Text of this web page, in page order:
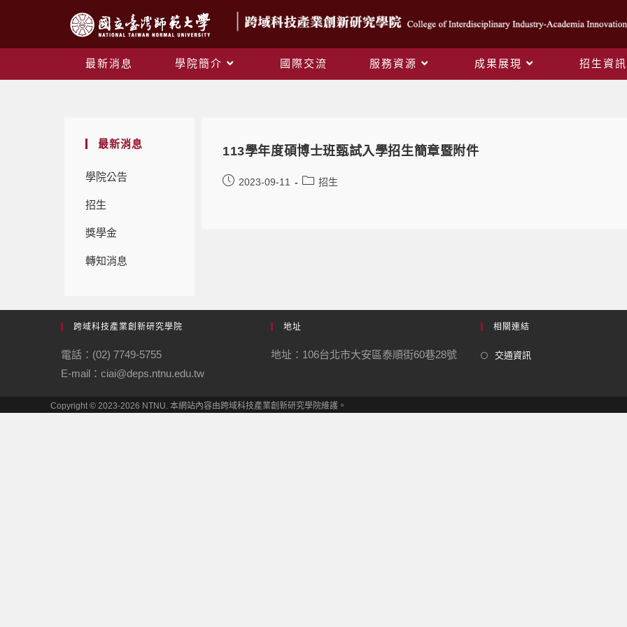
最新消息 學院簡介 國際交流 服務資源 成果展現 招生資訊
最新消息
學院公告
招生
獎學金
轉知消息
113學年度碩博士班甄試入學招生簡章暨附件
2023-09-11 招生
跨域科技產業創新研究學院
電話：(02) 7749-5755
E-mail：ciai@deps.ntnu.edu.tw
地址
地址：106台北市大安區泰順街60巷28號
相關連結
交通資訊
Copyright © 2023-2026 NTNU. 本網站內容由跨域科技產業創新研究學院維護。